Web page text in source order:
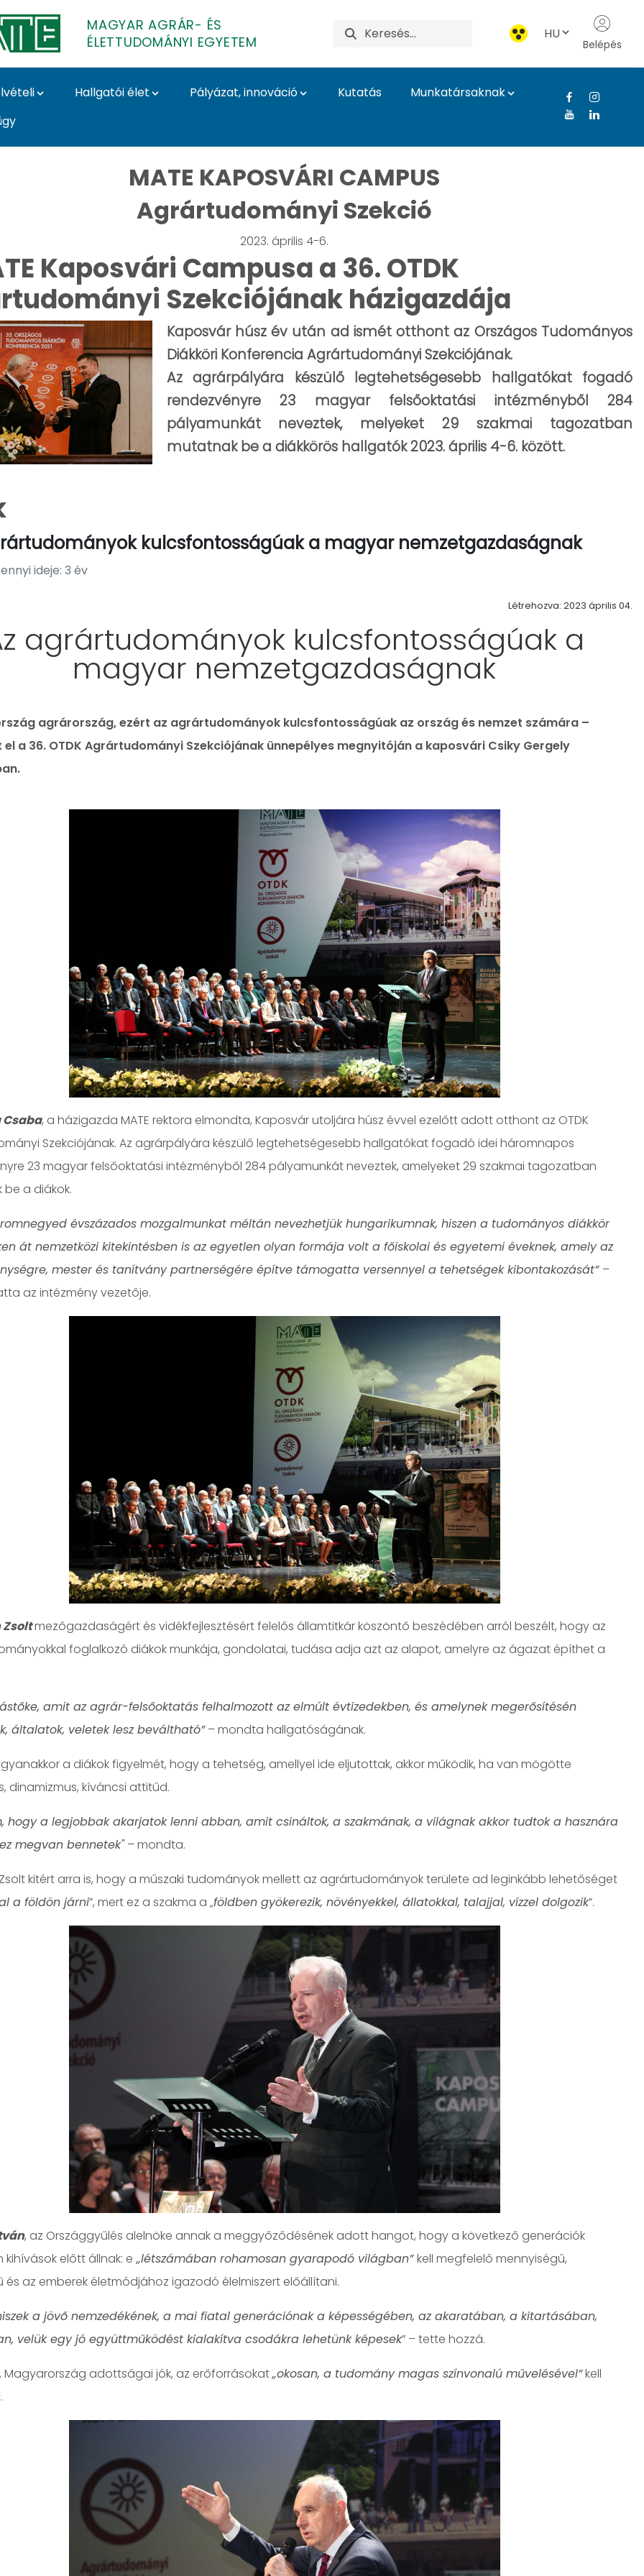
MAGYAR AGRÁR- ÉS
ÉLETTUDOMÁNYI EGYETEM
HU
Belépés
Hallgatói élet Pályázat, innováció Kutatás
Munkatársaknak
a magyar
MATE KAPOSVÁRI CAMPUS
Agrártudományi Szekció
2023. április 4-6.
Kaposvári Campusa a 36. OTDK
Szekciójának házigazdája
Kaposvár húsz év után ad ismét otthont az Országos Tudományos
Diákköri Konferencia Agrártudományi Szekciójának.
Az agrárpályára készülő legtehetségesebb hallgatókat fogadó
rendezvényre 23 magyar felsőoktatási intézményből 284
pályamunkát neveztek, melyeket 29 szakmai tagozatban
mutatnak be a diákkörös hallgatók 2023. április 4-6. között.
kulcsfontosságúak a magyar nemzetgazdaságnak
ideje: 3 év
Létrehozva: 2023 április 04.
agrártudományok kulcsfontosságúak a
magyar nemzetgazdaságnak
agrárország, ezért az agrártudományok kulcsfontosságúak az ország és nemzet számára –
a 36. OTDK Agrártudományi Szekciójának ünnepélyes megnyitóján a kaposvári Csiky Gergely
, a házigazda MATE rektora elmondta, Kaposvár utoljára húsz évvel ezelőtt adott otthont az OTDK
Szekciójának. Az agrárpályára készülő legtehetségesebb hallgatókat fogadó idei háromnapos
23 magyar felsőoktatási intézményből 284 pályamunkát neveztek, amelyeket 29 szakmai tagozatban
a diákok.
évszázados mozgalmunkat méltán nevezhetjük hungarikumnak, hiszen a tudományos diákkör
át nemzetközi kitekintésben is az egyetlen olyan formája volt a főiskolai és egyetemi éveknek, amely az
mester és tanítvány partnerségére építve támogatta versennyel a tehetségek kibontakozását” –
az intézmény vezetője.
mezőgazdaságért és vidékfejlesztésért felelős államtitkár köszöntő beszédében arról beszélt, hogy az
foglalkozó diákok munkája, gondolatai, tudása adja azt az alapot, amelyre az ágazat építhet a
amit az agrár-felsőoktatás felhalmozott az elmúlt évtizedekben, és amelynek megerősítésén
általatok, veletek lesz beváltható”– mondta hallgatóságának.
a diákok figyelmét, hogy a tehetség, amellyel ide eljutottak, akkor működik, ha van mögötte
dinamizmus, kíváncsi attitűd.
hogy a legjobbak akarjatok lenni abban, amit csináltok, a szakmának, a világnak akkor tudtok a hasznára
megvan bennetek"– mondta.
kitért arra is, hogy a műszaki tudományok mellett az agrártudományok területe ad leginkább lehetőséget
a földön járni”, mert ez a szakma a „földben gyökerezik, növényekkel, állatokkal, talajjal, vízzel dolgozik”.
, az Országgyűlés alelnöke annak a meggyőződésének adott hangot, hogy a következő generációk
kihívások előtt állnak: e „létszámában rohamosan gyarapodó világban”kell megfelelő mennyiségű,
és az emberek életmódjához igazodó élelmiszert előállítani.
a jövő nemzedékének, a mai fiatal generációnak a képességében, az akaratában, a kitartásában,
velük egy jó együttműködést kialakítva csodákra lehetünk képesek” – tette hozzá.
Magyarország adottságai jók, az erőforrásokat„okosan, a tudomány magas színvonalú művelésével”kell